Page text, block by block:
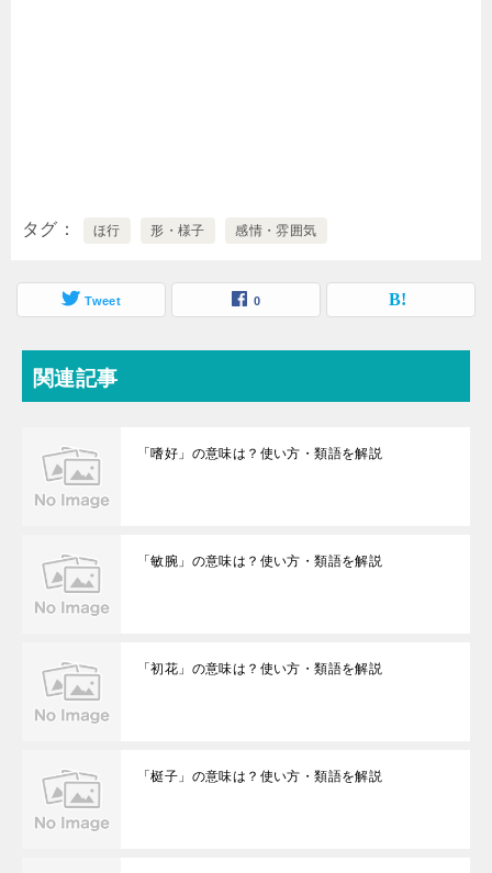
タグ ほ行 形・様子 感情・雰囲気
Tweet 0
関連記事
「嗜好」の意味は？使い方・類語を解説
「敏腕」の意味は？使い方・類語を解説
「初花」の意味は？使い方・類語を解説
「梃子」の意味は？使い方・類語を解説